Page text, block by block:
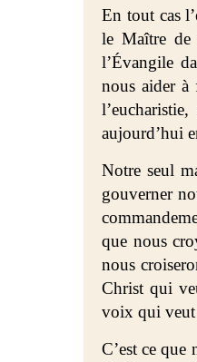
En tout cas
le Maître de
l’Évangile
nous aider à
aujourd’hui
Notre seul
gouverner
que nous
nous
Christ qui
voix qui veut
C’est ce que